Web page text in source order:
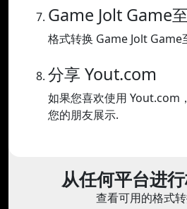
Game Jolt Game
格式转换 Game Jolt Game
分享 Yout.com
如果您喜欢使用 Yout.com
您的朋友展示.
从任何平台进
查看可用的格式